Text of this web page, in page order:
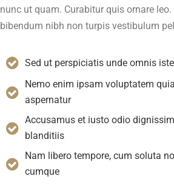
nunc ut quam. Curabitur quis ornare
bibendum nibh non turpis vestibulum
Sed ut perspiciatis unde omnis
Nemo enim ipsam voluptatem
aspernatur
Accusamus et iusto odio
blanditiis
Nam libero tempore, cum soluta
cumque